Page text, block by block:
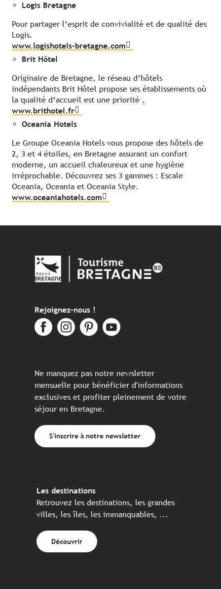
Logis Bretagne
Pour partager l’esprit de convivialité et de qualité des
Logis.
www.logishotels-bretagne.com
Brit Hôtel
Originaire de Bretagne, le réseau d’hôtels
indépendants Brit Hôtel propose ses établissements où
la qualité d’accueil est une priorité .
www.brithotel.fr
Oceania Hotels
Le Groupe Oceania Hotels vous propose des hôtels de
2, 3 et 4 étoiles, en Bretagne assurant un confort
moderne, un accueil chaleureux et une hygiène
irréprochable. Découvrez ses 3 gammes : Escale
Oceania, Oceania et Oceania Style.
www.oceaniahotels.com
Rejoignez-nous !
Ne manquez pas notre newsletter
mensuelle pour bénéficier d'informations
exclusives et profiter pleinement de votre
séjour en Bretagne.
S'inscrire à notre newsletter
Les destinations
Retrouvez les destinations, les grandes
villes, les îles, les immanquables, ...
Découvrir